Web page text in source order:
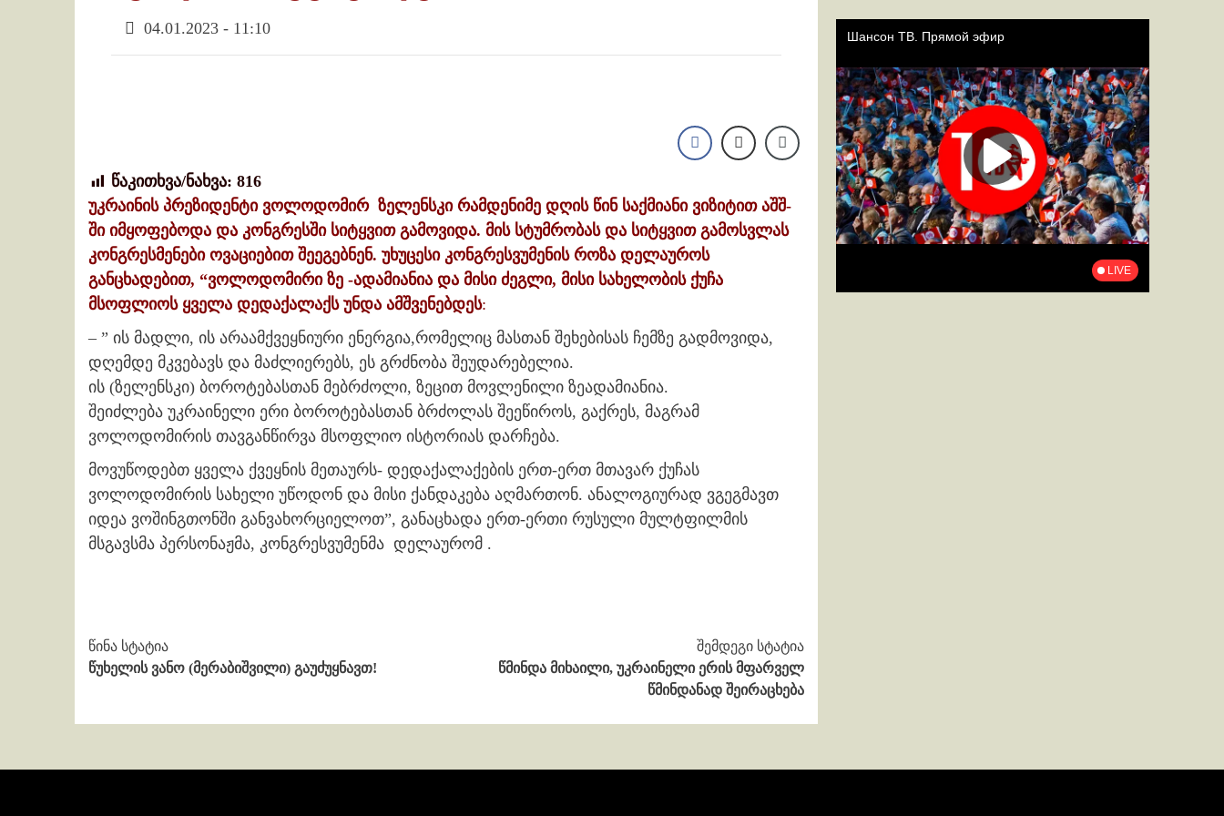
04.01.2023 - 11:10
წაკითხვა/ნახვა: 816
უკრაინის პრეზიდენტი ვოლოდომირ ზელენსკი რამდენიმე დღის წინ საქმიანი ვიზიტით აშშ-
ში იმყოფებოდა და კონგრესში სიტყვით გამოვიდა. მის სტუმრობას და სიტყვით გამოსვლას
კონგრესმენები ოვაციებით შეეგებნენ. უხუცესი კონგრესვუმენის როზა დელაუროს
განცხადებით, “ვოლოდომირი ზე -ადამიანია და მისი ძეგლი, მისი სახელობის ქუჩა
მსოფლიოს ყველა დედაქალაქს უნდა ამშვენებდეს:
– ” ის მადლი, ის არაამქვეყნიური ენერგია,რომელიც მასთან შეხებისას ჩემზე გადმოვიდა,
დღემდე მკვებავს და მაძლიერებს, ეს გრძნობა შეუდარებელია.
ის (ზელენსკი) ბოროტებასთან მებრძოლი, ზეცით მოვლენილი ზეადამიანია.
შეიძლება უკრაინელი ერი ბოროტებასთან ბრძოლას შეეწიროს, გაქრეს, მაგრამ
ვოლოდომირის თავგანწირვა მსოფლიო ისტორიას დარჩება.
მოვუწოდებთ ყველა ქვეყნის მეთაურს- დედაქალაქების ერთ-ერთ მთავარ ქუჩას
ვოლოდომირის სახელი უწოდონ და მისი ქანდაკება აღმართონ. ანალოგიურად ვგეგმავთ
იდეა ვოშინგთონში განვახორციელოთ”, განაცხადა ერთ-ერთი რუსული მულტფილმის
მსგავსმა პერსონაჟმა, კონგრესვუმენმა დელაურომ .
Continue
Reading
წინა სტატია
წუხელის ვანო (მერაბიშვილი) გაუძუყნავთ!
შემდეგი სტატია
წმინდა მიხაილი, უკრაინელი ერის მფარველ
წმინდანად შეირაცხება